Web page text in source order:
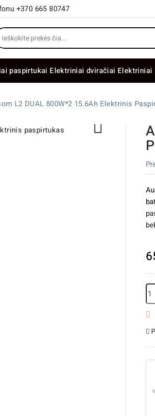
+370 665 80747
paspirtukai Elektriniai dviračiai
L2 DUAL 800W*2 15.6Ah Elektrinis

